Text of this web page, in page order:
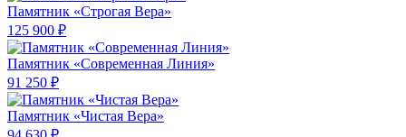
Памятник «Строгая Вера»
125 900 ₽
Памятник «Современная Линия»
91 250 ₽
Памятник «Чистая Вера»